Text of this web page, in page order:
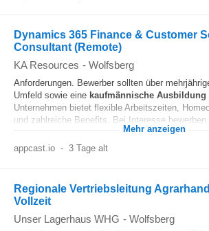
Dynamics 365 Finance & Customer
Consultant (Remote)
KA Resources - Wolfsberg
Anforderungen. Bewerber sollten über
Umfeld sowie eine kaufmännische Ausbildung
Unternehmen bietet flexible Arbeitszeiten,
und zahlreiche Benefits. Bei Interesse bewerben
Mehr anzeigen
appcast.io - 3 Tage alt
Regionale Vertriebsleitung
Vollzeit
Unser Lagerhaus WHG - Wolfsberg